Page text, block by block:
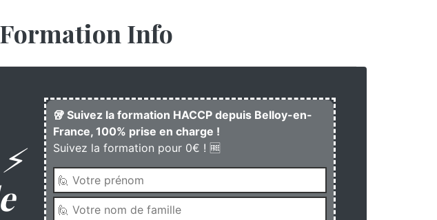
Info
🥡 Suivez la formation HACCP depuis Belloy-en-
France, 100% prise en charge !
Suivez la formation pour 0€ ! 🆓